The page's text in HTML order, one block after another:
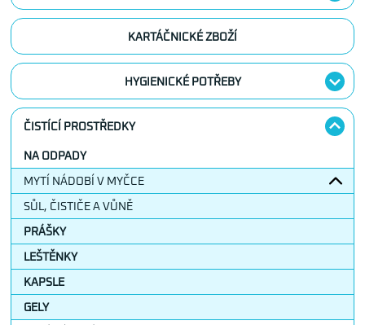
KARTÁČNICKÉ ZBOŽÍ
HYGIENICKÉ POTŘEBY
ČISTÍCÍ PROSTŘEDKY
NA ODPADY
MYTÍ NÁDOBÍ V MYČCE
SŮL, ČISTIČE A VŮNĚ
PRÁŠKY
LEŠTĚNKY
KAPSLE
GELY